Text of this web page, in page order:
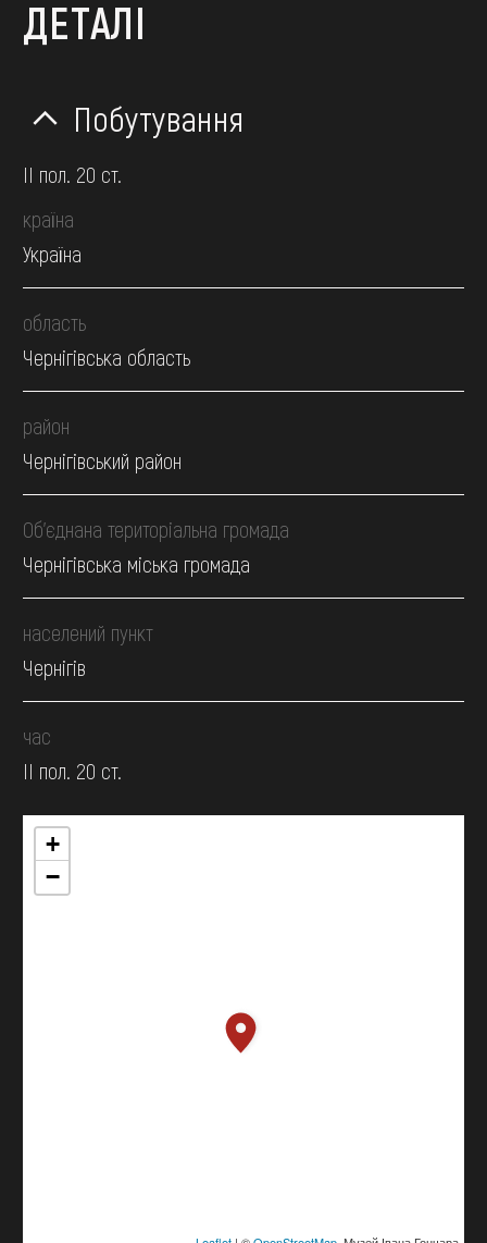
ДЕТАЛІ
Побутування
II пол. 20 ст.
країна
Україна
область
Чернігівська область
район
Чернігівський район
Об’єднана територіальна громада
Чернігівська міська громада
населений пункт
Чернігів
час
II пол. 20 ст.
+
−